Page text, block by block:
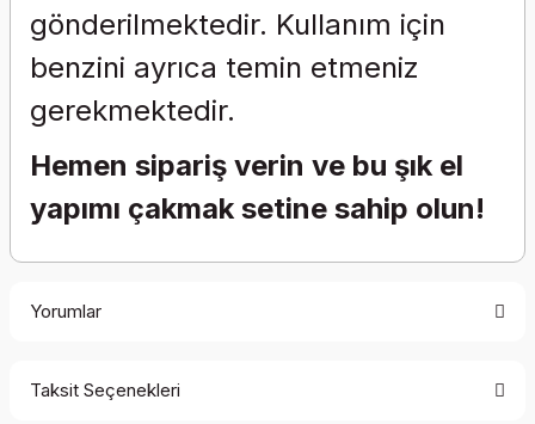
gönderilmektedir. Kullanım için
benzini ayrıca temin etmeniz
gerekmektedir.
Hemen sipariş verin ve bu şık el
yapımı çakmak setine sahip olun!
Yorumlar
Taksit Seçenekleri